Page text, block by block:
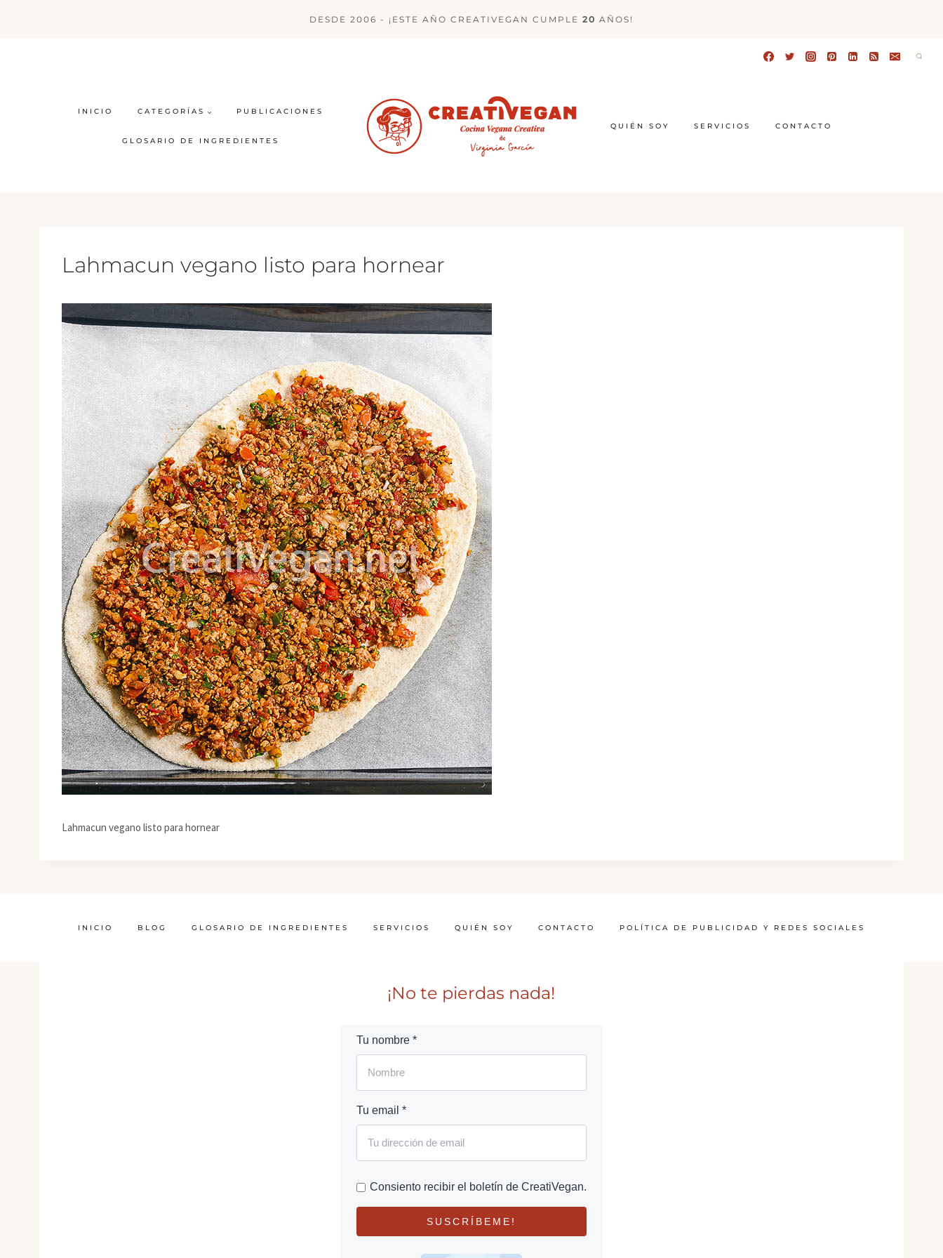
DESDE 2006 - ¡ESTE AÑO CREATIVEGAN CUMPLE 20 AÑOS!
INICIO CATEGORÍAS PUBLICACIONES
GLOSARIO DE INGREDIENTES
QUIÉN SOY SERVICIOS CONTACTO
Lahmacun vegano listo para hornear
Lahmacun vegano listo para hornear
INICIO BLOG GLOSARIO DE INGREDIENTES SERVICIOS QUIÉN SOY CONTACTO POLÍTICA DE PUBLICIDAD Y REDES SOCIALES
¡No te pierdas nada!
Tu nombre *
Tu email *
Consiento recibir el boletín de CreatiVegan.
SUSCRÍBEME!